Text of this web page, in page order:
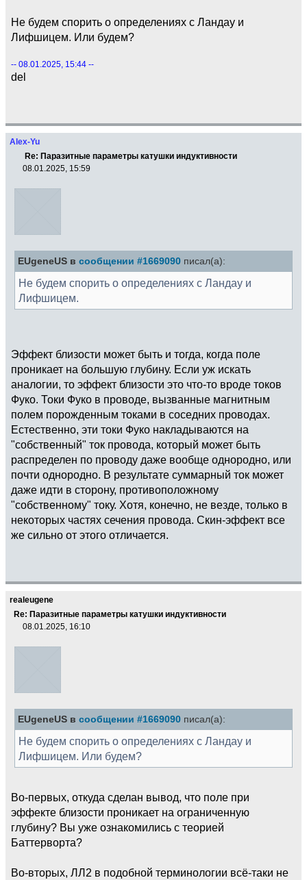
Не будем спорить о определениях с Ландау и
Лифшицем. Или будем?
-- 08.01.2025, 15:44 --
del
Alex-Yu
Re: Паразитные параметры катушки индуктивности
08.01.2025, 15:59
EUgeneUS в сообщении #1669090 писал(а):
Не будем спорить о определениях с Ландау и
Лифшицем.
Эффект близости может быть и тогда, когда поле
проникает на большую глубину. Если уж искать
аналогии, то эффект близости это что-то вроде токов
Фуко. Токи Фуко в проводе, вызванные магнитным
полем порожденным токами в соседних проводах.
Естественно, эти токи Фуко накладываются на
"собственный" ток провода, который может быть
распределен по проводу даже вообще однородно, или
почти однородно. В результате суммарный ток может
даже идти в сторону, противоположному
"собственному" току. Хотя, конечно, не везде, только в
некоторых частях сечения провода. Скин-эффект все
же сильно от этого отличается.
realeugene
Re: Паразитные параметры катушки индуктивности
08.01.2025, 16:10
EUgeneUS в сообщении #1669090 писал(а):
Не будем спорить о определениях с Ландау и
Лифшицем. Или будем?
Во-первых, откуда сделан вывод, что поле при
эффекте близости проникает на ограниченную
глубину? Вы уже ознакомились с теорией
Баттерворта?
Во-вторых, ЛЛ2 в подобной терминологии всё-таки не